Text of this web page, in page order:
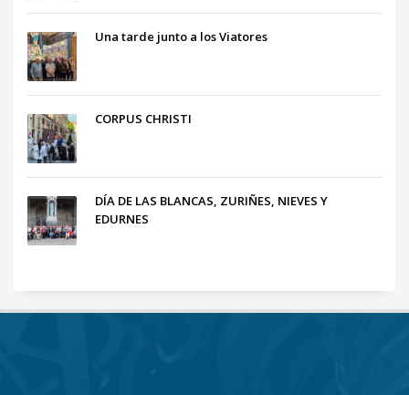
Una tarde junto a los Viatores
CORPUS CHRISTI
DÍA DE LAS BLANCAS, ZURIÑES, NIEVES Y
EDURNES